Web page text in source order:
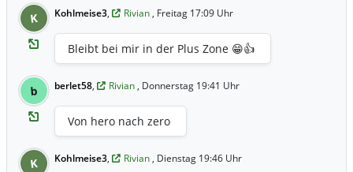
K Kohlmeise3, Rivian , Freitag 17:09 Uhr
Bleibt bei mir in der Plus Zone 😁👍
b berlet58, Rivian , Donnerstag 19:41 Uhr
Von hero nach zero
K Kohlmeise3, Rivian , Dienstag 19:46 Uhr